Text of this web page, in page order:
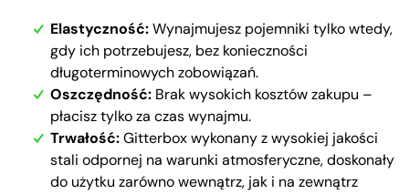
Elastyczność:Wynajmujesz pojemniki tylko wtedy,
gdy ich potrzebujesz, bez konieczności
długoterminowych zobowiązań.
Oszczędność: Brak wysokich kosztów zakupu –
płacisz tylko za czas wynajmu.
Trwałość:Gitterbox wykonany z wysokiej jakości
stali odpornej na warunki atmosferyczne, doskonały
do użytku zarówno wewnątrz, jak i na zewnątrz